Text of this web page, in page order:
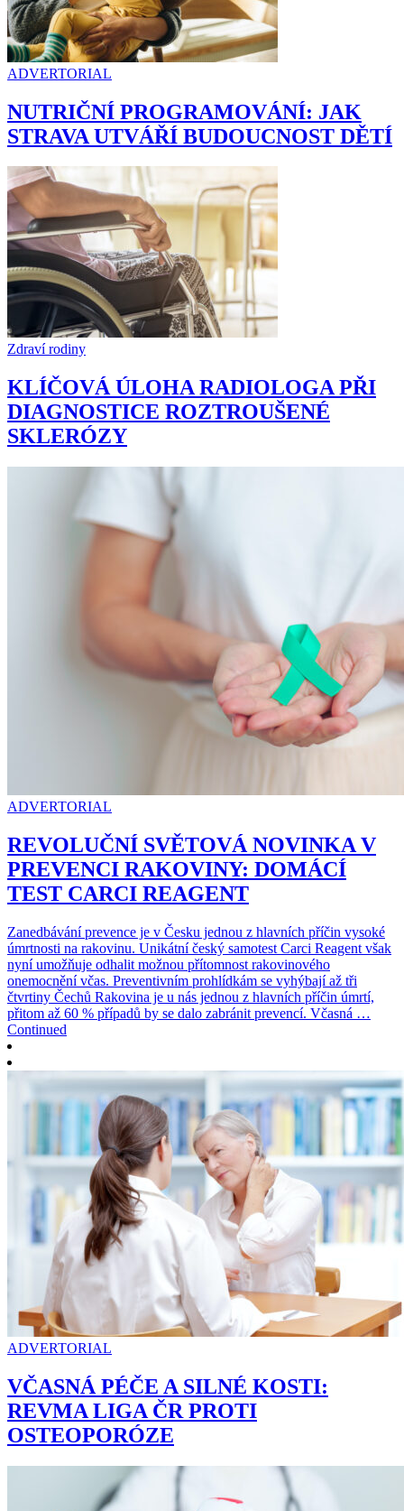
ADVERTORIAL
NUTRIČNÍ PROGRAMOVÁNÍ: JAK
STRAVA UTVÁŘÍ BUDOUCNOST DĚTÍ
Zdraví rodiny
KLÍČOVÁ ÚLOHA RADIOLOGA PŘI
DIAGNOSTICE ROZTROUŠENÉ
SKLERÓZY
ADVERTORIAL
REVOLUČNÍ SVĚTOVÁ NOVINKA V
PREVENCI RAKOVINY: DOMÁCÍ
TEST CARCI REAGENT
Zanedbávání prevence je v Česku jednou z hlavních příčin vysoké
úmrtnosti na rakovinu. Unikátní český samotest Carci Reagent však
nyní umožňuje odhalit možnou přítomnost rakovinového
onemocnění včas. Preventivním prohlídkám se vyhýbají až tři
čtvrtiny Čechů Rakovina je u nás jednou z hlavních příčin úmrtí,
přitom až 60 % případů by se dalo zabránit prevencí. Včasná …
Continued
ADVERTORIAL
VČASNÁ PÉČE A SILNÉ KOSTI:
REVMA LIGA ČR PROTI
OSTEOPORÓZE